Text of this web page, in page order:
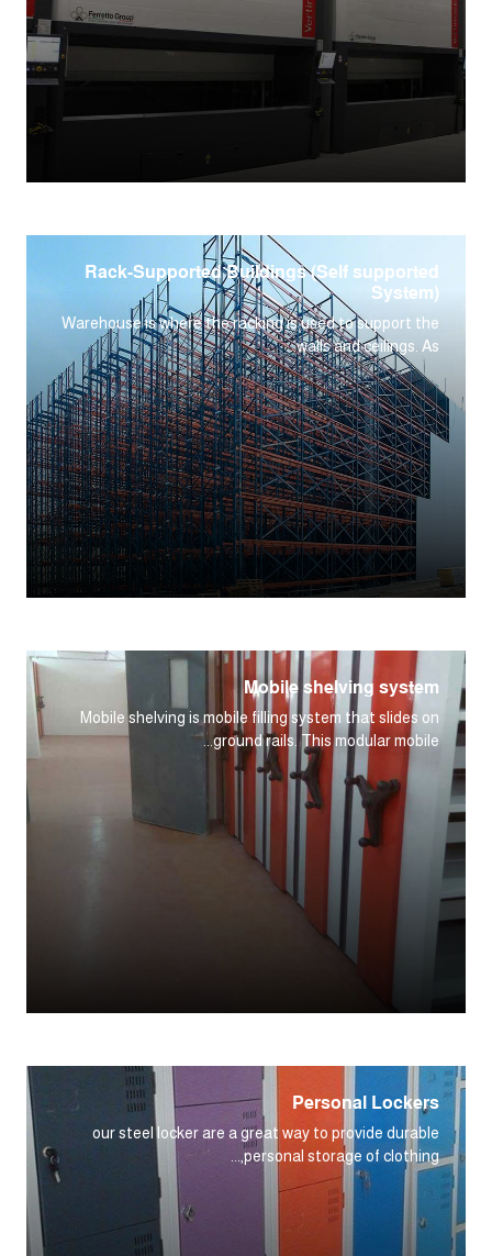
Rack-Supported Buildings (Self supported
System)
Warehouse is where the racking is used to support the
walls and ceilings. As...
Mobile shelving system
Mobile shelving is mobile filling system that slides on
ground rails. This modular mobile...
Personal Lockers
our steel locker are a great way to provide durable
personal storage of clothing,...